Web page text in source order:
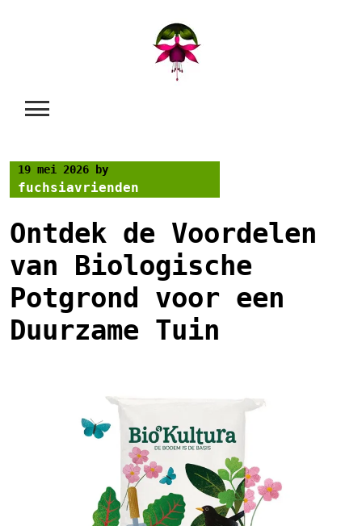
19 mei 2026 by
fuchsiavrienden
Ontdek de Voordelen
van Biologische
Potgrond voor een
Duurzame Tuin